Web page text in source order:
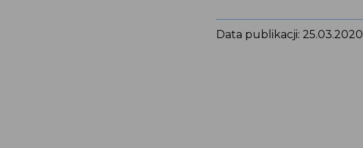
Data publikacji: 25.03.2020